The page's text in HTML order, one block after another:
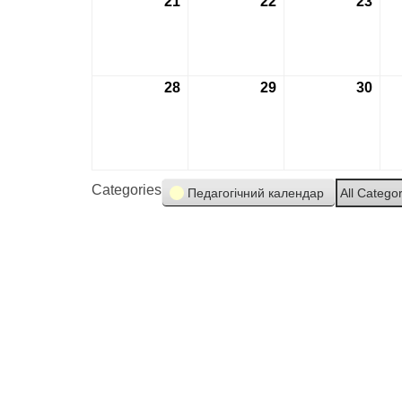
28 29 30
Categories Педагогічний календар All